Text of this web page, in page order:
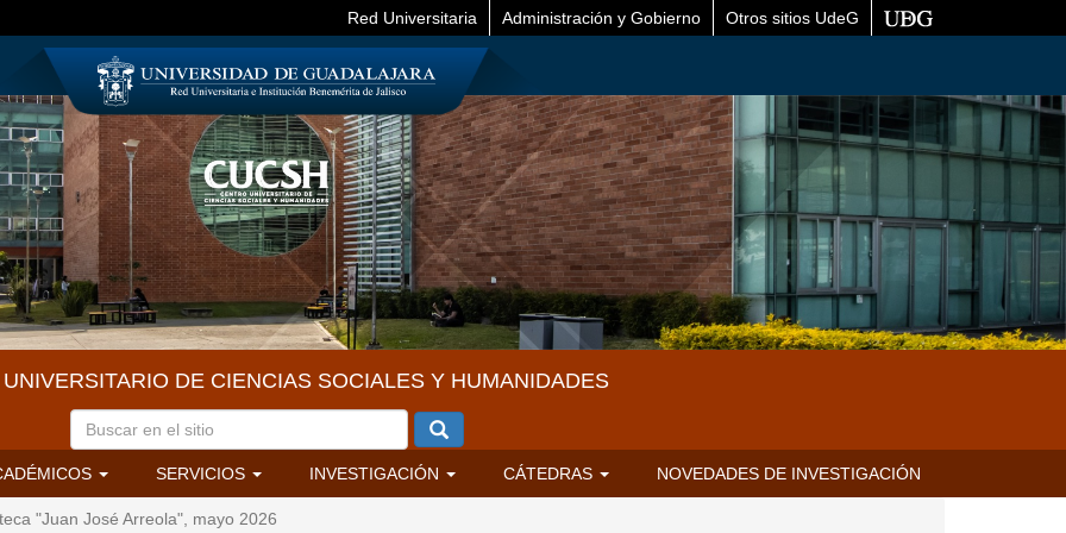
Red Universitaria Administración y Gobierno Otros sitios UdeG
DE CIENCIAS SOCIALES Y HUMANIDADES
SERVICIOS INVESTIGACIÓN CÁTEDRAS NOVEDADES DE INVESTIGACIÓN
"Juan José Arreola", mayo 2026